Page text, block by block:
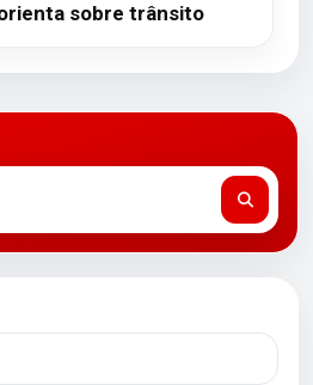
sobre trânsito